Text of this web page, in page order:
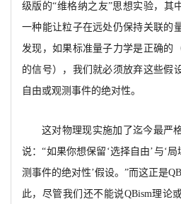
级版的“维格纳之友”思想实验，
一种能让粒子在远处仍保持关联的
发现，如果标准量子力学是正确的
的信号），我们就必须放弃这些假
自由或观测事件的绝对性。
这对物理现实施加了迄今最严
说：“如果你想保留‘选择自由’与‘
测事件的绝对性’假设。”而这正是
此，尽管我们还不能说QBism理论